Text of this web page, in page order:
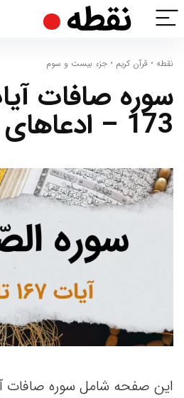
نقطه • قرآن کریم • جزء بیست و سوم
173 – ادعاهای کافران